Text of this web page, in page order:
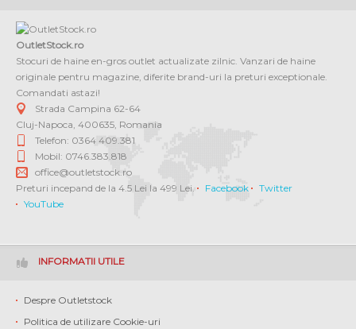
OutletStock.ro
Stocuri de haine en-gros outlet actualizate zilnic. Vanzari de haine
originale pentru magazine, diferite brand-uri la preturi exceptionale.
Comandati astazi!
Strada Campina 62-64
Cluj-Napoca, 400635, Romania
Telefon: 0364 409.381
Mobil: 0746.383.818
office@outletstock.ro
Preturi incepand de la 4.5 Lei la 499 Lei.
Facebook
Twitter
YouTube
INFORMATII UTILE
Despre Outletstock
Politica de utilizare Cookie-uri